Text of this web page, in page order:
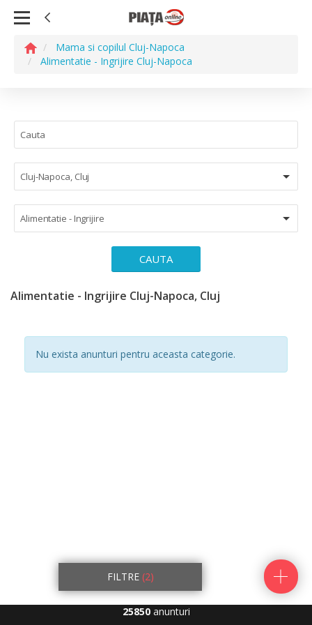
Mama si copilul Cluj-Napoca
Alimentatie - Ingrijire Cluj-Napoca
Cluj-Napoca, Cluj
Alimentatie - Ingrijire
CAUTA
Alimentatie - Ingrijire Cluj-Napoca, Cluj
Nu exista anunturi pentru aceasta categorie.
FILTRE (2)
25850anunturi